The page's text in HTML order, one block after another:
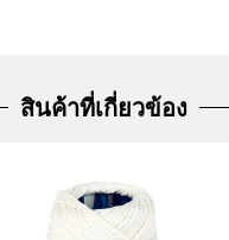
สินค้าที่เกี่ยวข้อง